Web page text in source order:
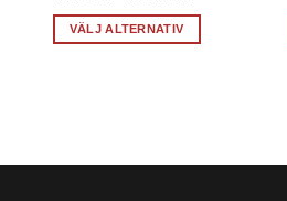
VÄLJ ALTERNATIV